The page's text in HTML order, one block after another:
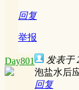
回复
举报
Day801 发表于
泡盐水后
回复